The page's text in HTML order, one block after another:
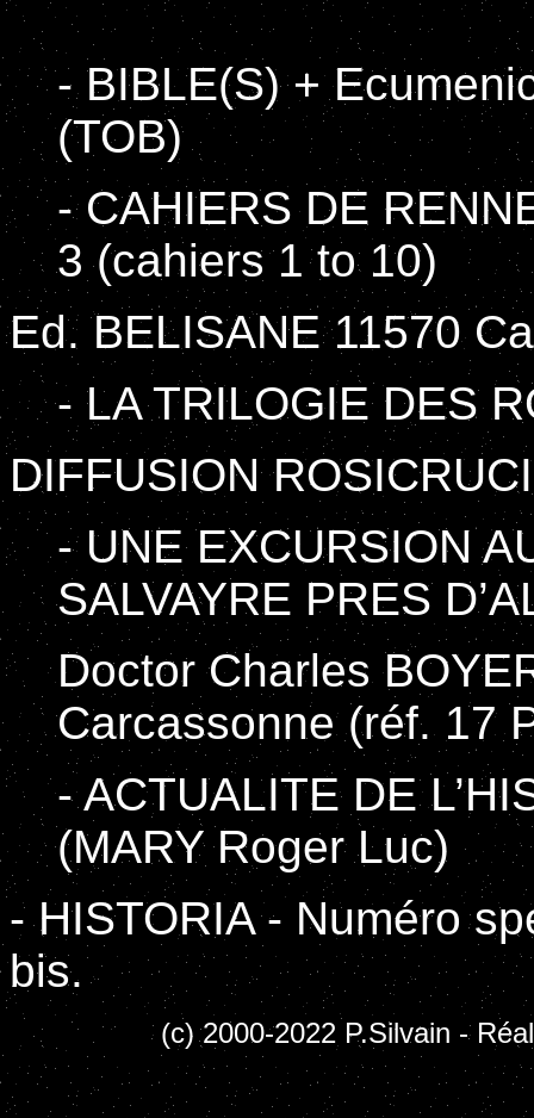
- BIBLE(S) +
(TOB)
- CAHIERS DE
3 (cahiers 1 to 10)
Ed. BELISANE 11570
- LA TRILOGIE DES
DIFFUSION
- UNE EXCURSION
SALVAYRE PRES
Doctor Charles
Carcassonne (réf. 17
- ACTUALITE DE
(MARY Roger Luc)
- HISTORIA - Numéro
bis.
(c) 2000-2022 P.Silvain -